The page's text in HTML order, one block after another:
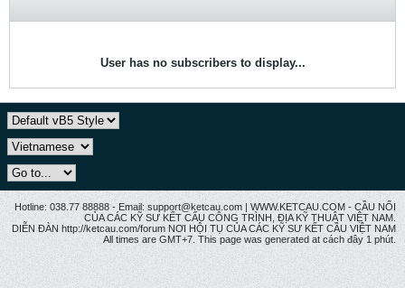
User has no subscribers to display...
Hotline: 038.77 88888 - Email: support@ketcau.com | WWW.KETCAU.COM - CẦU NỐI
CỦA CÁC KỸ SƯ KẾT CẤU CÔNG TRÌNH, ĐỊA KỸ THUẬT VIỆT NAM.
DIỄN ĐÀN http://ketcau.com/forum NƠI HỘI TỤ CỦA CÁC KỸ SƯ KẾT CÂU VIỆT NAM
All times are GMT+7. This page was generated at cách đây 1 phút.